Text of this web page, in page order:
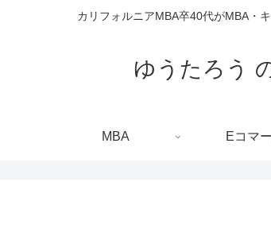
カリフォルニアMBA卒40代がMBA・
ゆうたろう
MBA Eコマ